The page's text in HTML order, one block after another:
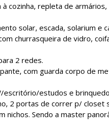
cozinha, repleta de
solar, escada, solarium e
churrasqueira de vidro,
2 redes.
com guarda corpo de
escritório/estudos e
2 portas de correr p/ closet
Sendo a master